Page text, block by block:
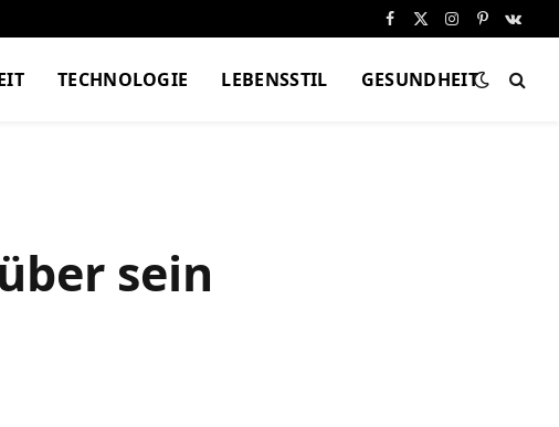
Facebook
X
Instagram
Pinterest
TECHNOLOGIE LEBENSSTIL GESUNDHEIT
sein